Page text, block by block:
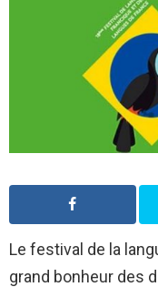
Le festival de la
grand bonheur des